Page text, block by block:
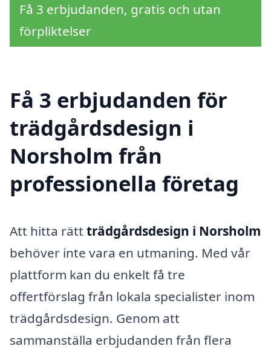
Få 3 erbjudanden, gratis och utan
förpliktelser
Få 3 erbjudanden för
trädgårdsdesign i
Norsholm från
professionella företag
Att hitta rätt trädgårdsdesign i Norsholm
behöver inte vara en utmaning. Med vår
plattform kan du enkelt få tre
offertförslag från lokala specialister inom
trädgårdsdesign. Genom att
sammanställa erbjudanden från flera